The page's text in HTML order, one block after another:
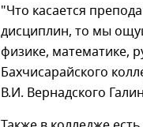
"Что касается
дисциплин, то мы
физике, математике,
Бахчисарайского
В.И. Вернадского